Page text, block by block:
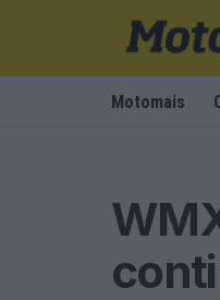
Motomais